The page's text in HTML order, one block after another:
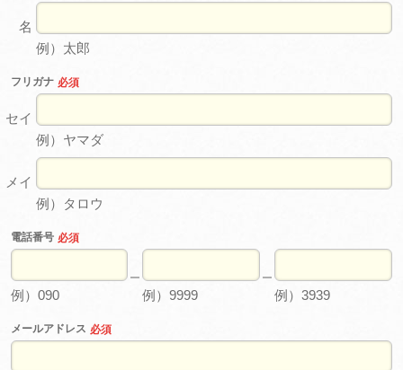
例）太郎
名
フリガナ 必須
例）ヤマダ
セイ
例）タロウ
メイ
電話番号 必須
例）090 例）9999 例）3939
メールアドレス 必須